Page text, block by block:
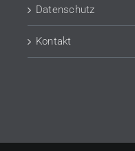
Datenschutz
Kontakt